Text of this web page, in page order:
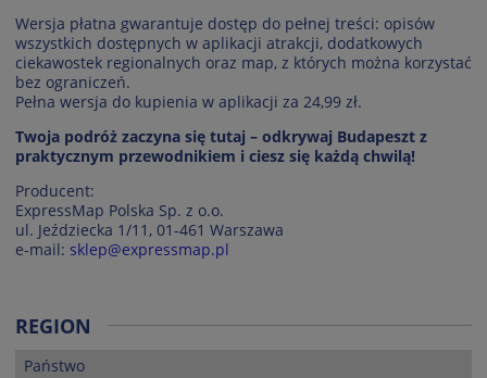
Wersja płatna gwarantuje dostęp do pełnej treści: opisów
wszystkich dostępnych w aplikacji atrakcji, dodatkowych
ciekawostek regionalnych oraz map, z których można korzystać
bez ograniczeń.
Pełna wersja do kupienia w aplikacji za 24,99 zł.
Twoja podróż zaczyna się tutaj – odkrywaj Budapeszt z
praktycznym przewodnikiem i ciesz się każdą chwilą!
Producent:
ExpressMap Polska Sp. z o.o.
ul. Jeździecka 1/11, 01-461 Warszawa
e-mail: sklep@expressmap.pl
REGION
Państwo